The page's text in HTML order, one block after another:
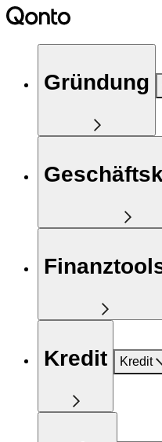
Gründung
Kredit Kredit